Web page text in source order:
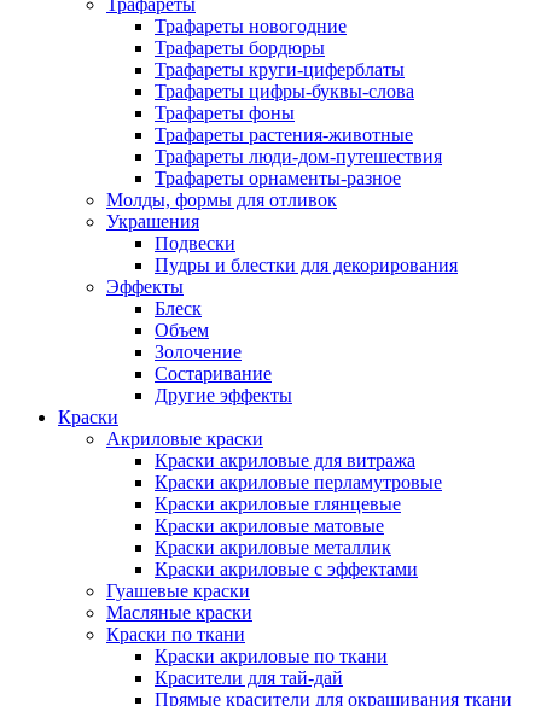
Трафареты новогодние
Трафареты бордюры
Трафареты круги-циферблаты
Трафареты цифры-буквы-слова
Трафареты фоны
Трафареты растения-животные
Трафареты люди-дом-путешествия
Трафареты орнаменты-разное
Молды, формы для отливок
Украшения
Подвески
Пудры и блестки для декорирования
Эффекты
Блеск
Объем
Золочение
Состаривание
Другие эффекты
Краски
Акриловые краски
Краски акриловые для витража
Краски акриловые перламутровые
Краски акриловые глянцевые
Краски акриловые матовые
Краски акриловые металлик
Краски акриловые с эффектами
Гуашевые краски
Масляные краски
Краски по ткани
Краски акриловые по ткани
Красители для тай-дай
Прямые красители для окрашивания ткани